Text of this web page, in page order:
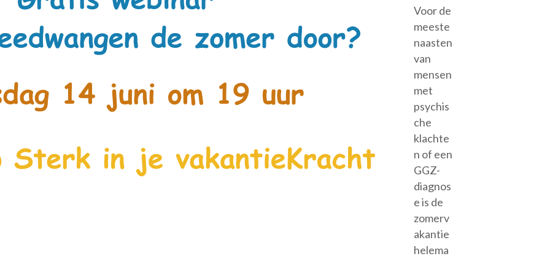
Voor de
meeste
naasten
van
mensen
met
psychis
che
klachte
n of een
GGZ-
diagnos
e is de
zomerv
akantie
helema